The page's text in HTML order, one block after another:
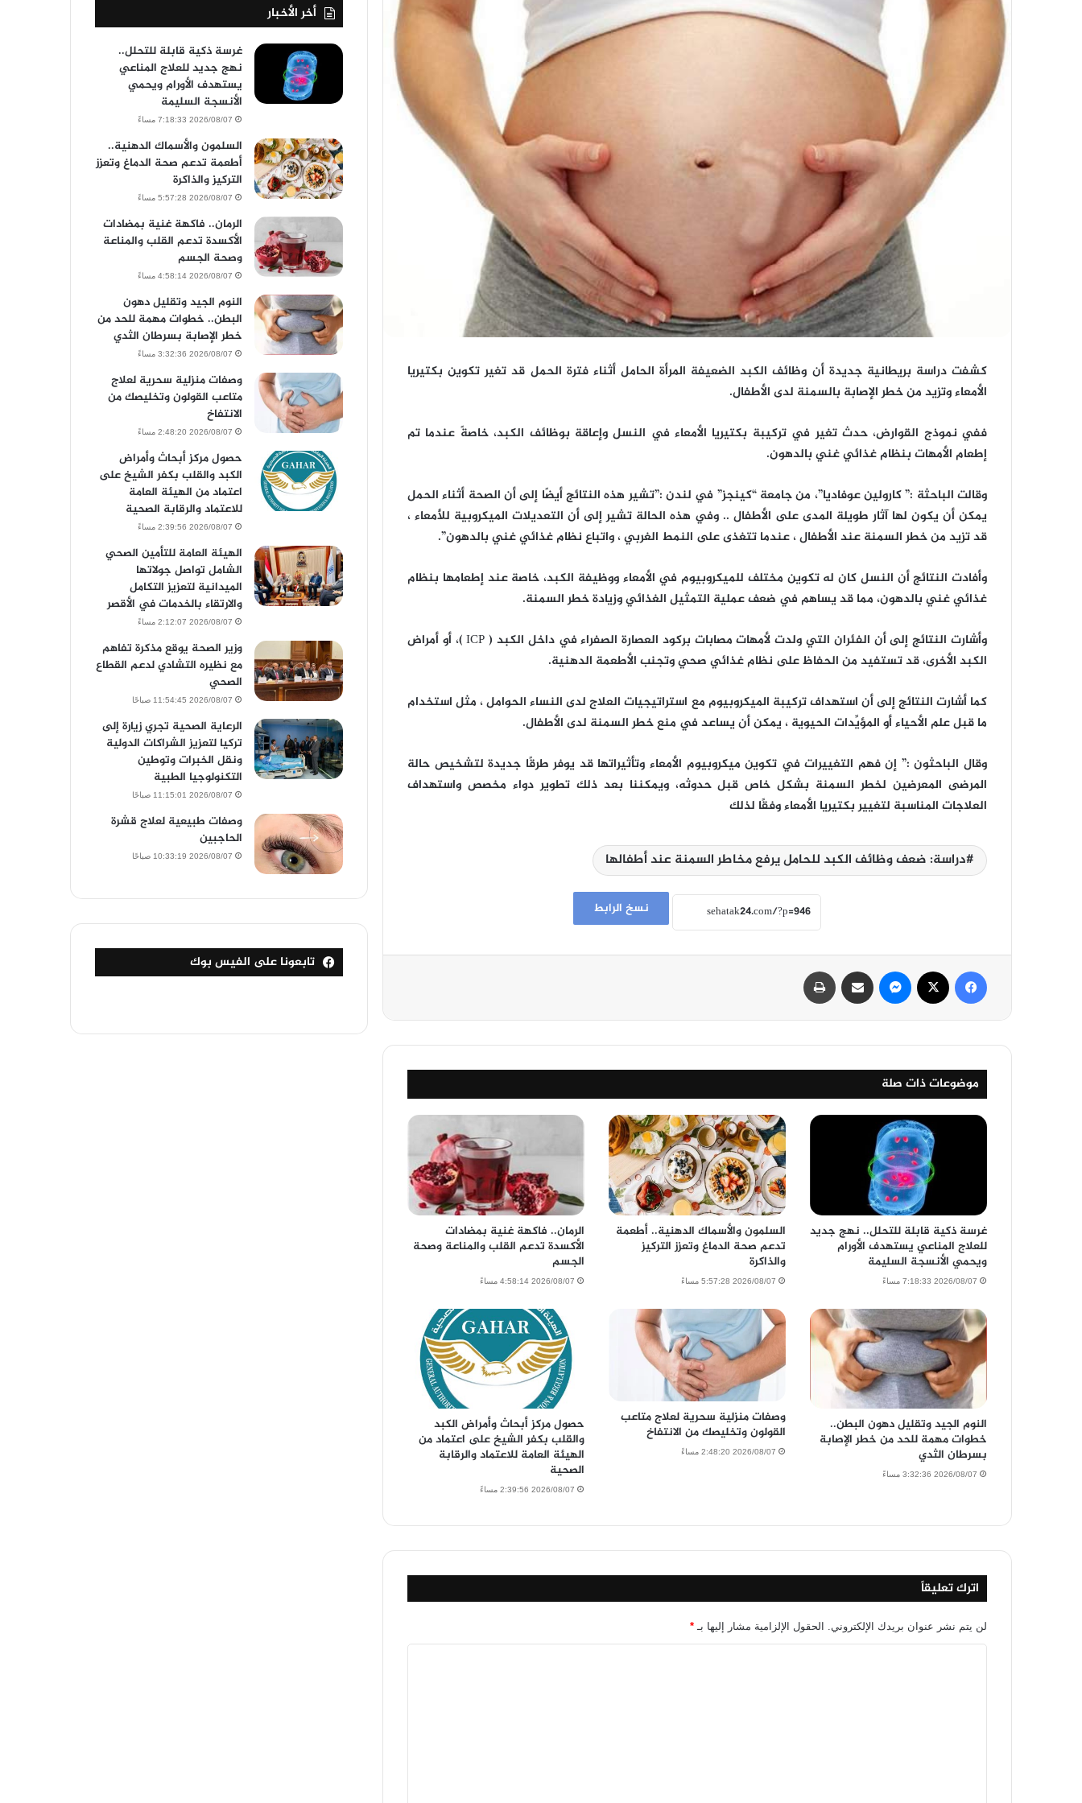
كشفت دراسة بريطانية جديدة أن وظائف الكبد الضعيفة المرأة الحامل أثناء فترة الحمل قد تغير تكوين بكتيريا
الأمعاء وتزيد من خطر الإصابة بالسمنة لدى الأطفال.
ففي نموذج القوارض، حدث تغير في تركيبة بكتيريا الأمعاء في النسل وإعاقة بوظائف الكبد، خاصةً عندما تم
إطعام الأمهات بنظام غذائي غني بالدهون.
وقالت الباحثة :” كارولين عوفاديا”، من جامعة “كينجز” في لندن :”تشير هذه النتائج أيضًا إلى أن الصحة أثناء الحمل
يمكن أن يكون لها آثار طويلة المدى على الأطفال .. وفي هذه الحالة تشير إلى أن التعديلات الميكروبية للأمعاء ،
قد تزيد من خطر السمنة عند الأطفال ، عندما تتغذى على النمط الغربي ، واتباع نظام غذائي غني بالدهون”.
وأفادت النتائج أن النسل كان له تكوين مختلف للميكروبيوم في الأمعاء ووظيفة الكبد، خاصة عند إطعامها بنظام
غذائي غني بالدهون، مما قد يساهم في ضعف عملية التمثيل الغذائي وزيادة خطر السمنة.
وأشارت النتائج إلى أن الفئران التي ولدت لأمهات مصابات بركود العصارة الصفراء في داخل الكبد ( ICP )، أو أمراض
الكبد الأخرى، قد تستفيد من الحفاظ على نظام غذائي صحي وتجنب الأطعمة الدهنية.
كما أشارت النتائج إلى أن استهداف تركيبة الميكروبيوم مع استراتيجيات العلاج لدى النساء الحوامل ، مثل استخدام
ما قبل علم الأحياء أو المؤيِّدات الحيوية ، يمكن أن يساعد في منع خطر السمنة لدى الأطفال.
وقال الباحثون :” إن فهم التغييرات في تكوين ميكروبيوم الأمعاء وتأثيراتها قد يوفر طرقًا جديدة لتشخيص حالة
المرضى المعرضين لخطر السمنة بشكل خاص قبل حدوثه، ويمكننا بعد ذلك تطوير دواء مخصص واستهداف
العلاجات المناسبة لتغيير بكتيريا الأمعاء وفقًا لذلك
دراسة: ضعف وظائف الكبد للحامل يرفع مخاطر السمنة عند أطفالها
نسخ الرابط
فيسبوك ماسنجر مشاركة عبر البريد
موضوعات ذات صلة
غرسة ذكية قابلة للتحلل.. نهج جديد
للعلاج المناعي يستهدف الأورام
ويحمي الأنسجة السليمة
2026/08/07 7:18:33 مساءً
السلمون والأسماك الدهنية.. أطعمة
تدعم صحة الدماغ وتعزز التركيز
والذاكرة
2026/08/07 5:57:28 مساءً
الرمان.. فاكهة غنية بمضادات
الأكسدة تدعم القلب والمناعة وصحة
الجسم
2026/08/07 4:58:14 مساءً
النوم الجيد وتقليل دهون البطن..
خطوات مهمة للحد من خطر الإصابة
بسرطان الثدي
2026/08/07 3:32:36 مساءً
وصفات منزلية سحرية لعلاج متاعب
القولون وتخليصك من الانتفاخ
2026/08/07 2:48:20 مساءً
حصول مركز أبحاث وأمراض الكبد
والقلب بكفر الشيخ على اعتماد من
الهيئة العامة للاعتماد والرقابة
الصحية
2026/08/07 2:39:56 مساءً
اترك تعليقاً
لن يتم نشر عنوان بريدك الإلكتروني. الحقول الإلزامية مشار إليها بـ *
أخر الأخبار
غرسة ذكية قابلة للتحلل..
نهج جديد للعلاج المناعي
يستهدف الأورام ويحمي
الأنسجة السليمة
2026/08/07 7:18:33 مساءً
السلمون والأسماك الدهنية..
أطعمة تدعم صحة الدماغ وتعزز
التركيز والذاكرة
2026/08/07 5:57:28 مساءً
الرمان.. فاكهة غنية بمضادات
الأكسدة تدعم القلب والمناعة
وصحة الجسم
2026/08/07 4:58:14 مساءً
النوم الجيد وتقليل دهون
البطن.. خطوات مهمة للحد من
خطر الإصابة بسرطان الثدي
2026/08/07 3:32:36 مساءً
وصفات منزلية سحرية لعلاج
متاعب القولون وتخليصك من
الانتفاخ
2026/08/07 2:48:20 مساءً
حصول مركز أبحاث وأمراض
الكبد والقلب بكفر الشيخ على
اعتماد من الهيئة العامة
للاعتماد والرقابة الصحية
2026/08/07 2:39:56 مساءً
الهيئة العامة للتأمين الصحي
الشامل تواصل جولاتها
الميدانية لتعزيز التكامل
والارتقاء بالخدمات في الأقصر
2026/08/07 2:12:07 مساءً
وزير الصحة يوقع مذكرة تفاهم
مع نظيره التشادي لدعم القطاع
الصحي
2026/08/07 11:54:45 صباحًا
الرعاية الصحية تجري زيارة إلى
تركيا لتعزيز الشراكات الدولية
ونقل الخبرات وتوطين
التكنولوجيا الطبية
2026/08/07 11:15:01 صباحًا
وصفات طبيعية لعلاج قشرة
الحاجبين
2026/08/07 10:33:19 صباحًا
تابعونا على الفيس بوك